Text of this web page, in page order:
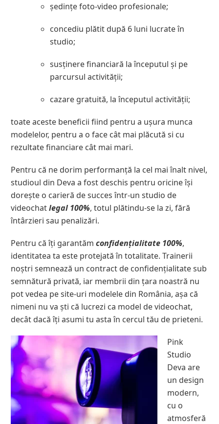
ședințe foto-video profesionale;
concediu plătit după 6 luni lucrate în
studio;
susținere financiară la începutul și pe
parcursul activității;
cazare gratuită, la începutul activității;
toate aceste beneficii fiind pentru a ușura munca
modelelor, pentru a o face cât mai plăcută si cu
rezultate financiare cât mai mari.
Pentru că ne dorim performanță la cel mai înalt nivel,
studioul din Deva a fost deschis pentru oricine își
dorește o carieră de succes într-un studio de
videochatlegal 100%, totul plătindu-se la zi, fără
întârzieri sau penalizări.
Pentru că îți garantămconfidențialitate 100%,
identitatea ta este protejată în totalitate. Trainerii
noștri semnează un contract de confidențialitate sub
semnătură privată, iar membrii din țara noastră nu
pot vedea pe site-uri modelele din România, așa că
nimeni nu va ști că lucrezi ca model de videochat,
decât dacă îți asumi tu asta în cercul tău de prieteni.
Pink
Studio
Deva are
un design
modern,
cu o
atmosferă